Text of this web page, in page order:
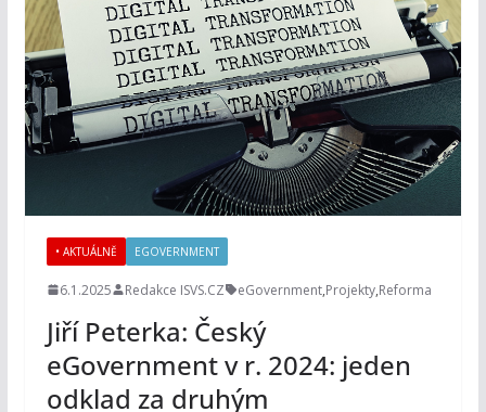
• AKTUÁLNĚ EGOVERNMENT
6.1.2025 Redakce ISVS.CZ eGovernment,Projekty,Reforma
Jiří Peterka: Český
eGovernment v r. 2024: jeden
odklad za druhým